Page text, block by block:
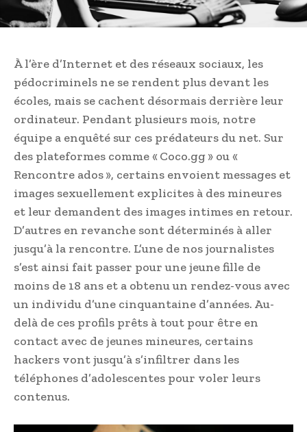
À l’ère d’Internet et des réseaux sociaux, les
pédocriminels ne se rendent plus devant les
écoles, mais se cachent désormais derrière leur
ordinateur. Pendant plusieurs mois, notre
équipe a enquêté sur ces prédateurs du net. Sur
des plateformes comme « Coco.gg » ou «
Rencontre ados », certains envoient messages et
images sexuellement explicites à des mineures
et leur demandent des images intimes en retour.
D’autres en revanche sont déterminés à aller
jusqu’à la rencontre. L’une de nos journalistes
s’est ainsi fait passer pour une jeune fille de
moins de 18 ans et a obtenu un rendez-vous avec
un individu d’une cinquantaine d’années. Au-
delà de ces profils prêts à tout pour être en
contact avec de jeunes mineures, certains
hackers vont jusqu’à s’infiltrer dans les
téléphones d’adolescentes pour voler leurs
contenus.